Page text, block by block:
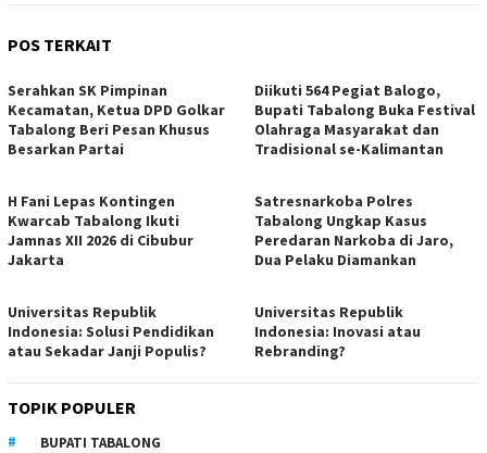
POS TERKAIT
Serahkan SK Pimpinan
Kecamatan, Ketua DPD Golkar
Tabalong Beri Pesan Khusus
Besarkan Partai
Diikuti 564 Pegiat Balogo,
Bupati Tabalong Buka Festival
Olahraga Masyarakat dan
Tradisional se-Kalimantan
H Fani Lepas Kontingen
Kwarcab Tabalong Ikuti
Jamnas XII 2026 di Cibubur
Jakarta
Satresnarkoba Polres
Tabalong Ungkap Kasus
Peredaran Narkoba di Jaro,
Dua Pelaku Diamankan
Universitas Republik
Indonesia: Solusi Pendidikan
atau Sekadar Janji Populis?
Universitas Republik
Indonesia: Inovasi atau
Rebranding?
TOPIK POPULER
BUPATI TABALONG